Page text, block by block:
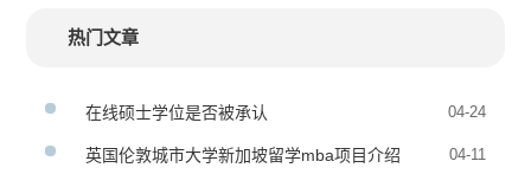
热门文章
在线硕士学位是否被承认 04-24
英国伦敦城市大学新加坡留学mba项目介绍 04-11